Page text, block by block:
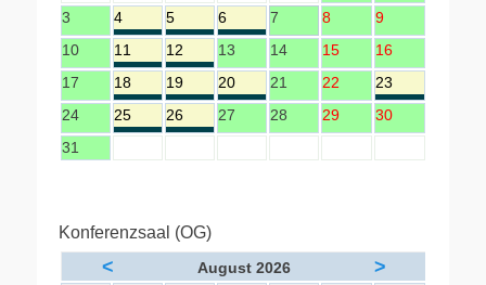
3
4 5 6 7 8
9
10
11 12 13 14 15
16
17
18 19 20 21 22
23
24
25 26 27 28 29
30
31
Konferenzsaal (OG)
< August 2026 >